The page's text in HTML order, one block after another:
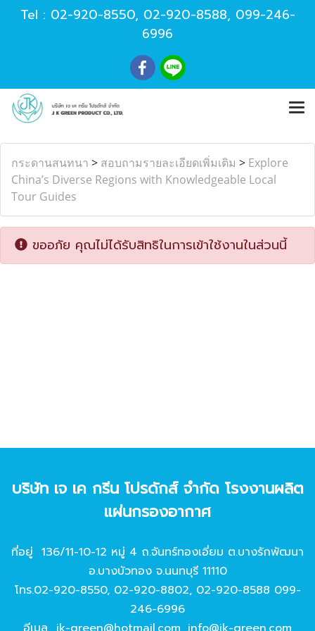
Tel : 02-920-8550, 02-920-8588, 099-246-
6996
กระดานสนทนา > สอบถามรายละเอียดเพิ่มเติม > Explore
China’s Diverse Regions with Knowledgeable Local
Tour Guides
ขออภัย คุณไม่ได้รับสิทธิในการเข้าใช้งานในส่วนนี้
บริษัท เจ เค กรีน โปรดักส์ จํากัด โรงงานผลิต
แผ่นกรองอากาศ
ที่อยู่ 136/11-10-12 หมู่ 4 ถ.จันทร์ทองเอี่ยม ต.บางรักพัฒนา
อ.บางบัวทอง จ.นนทบุรี 11110
โทร.02-920-8550, 02-920-8802, 02-920-8588 099-
246-6996